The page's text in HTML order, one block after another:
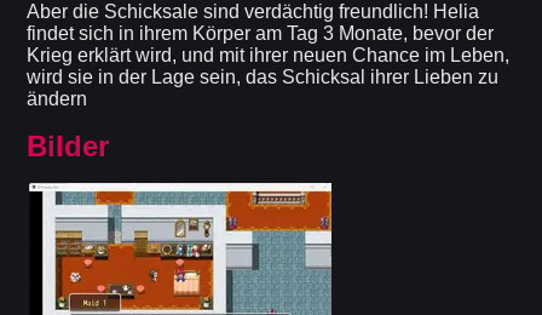
Aber die Schicksale sind verdächtig freundlich! Helia
findet sich in ihrem Körper am Tag 3 Monate, bevor der
Krieg erklärt wird, und mit ihrer neuen Chance im Leben,
wird sie in der Lage sein, das Schicksal ihrer Lieben zu
ändern
Bilder